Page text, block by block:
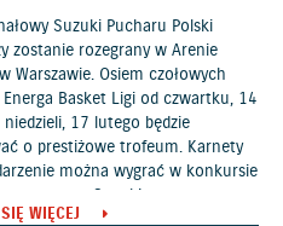
Suzuki Pucharu Polski
zostanie rozegrany w Arenie
Warszawie. Osiem czołowych
Energa Basket Ligi od czwartku, 14
17 lutego będzie
o prestiżowe trofeum. Karnety
można wygrać w konkursie
przez Suzuki.
WIĘCEJ